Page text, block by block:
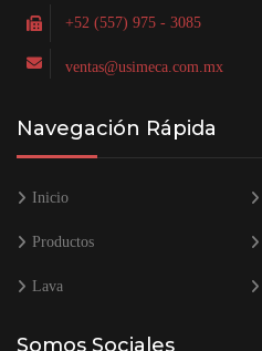
+52 (557) 975 - 3085
ventas@usimeca.com.mx
Navegación Rápida
Inicio
Productos
Lava
Somos Sociales